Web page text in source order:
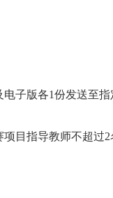
子版各1份发送至指
目指导教师不超过2